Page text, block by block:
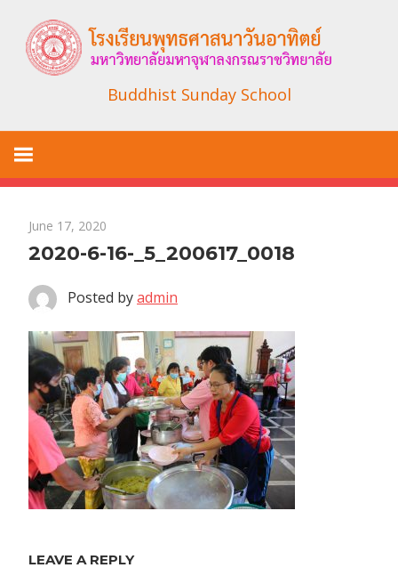
content
Buddhist Sunday School
June 17, 2020
2020-6-16-_5_200617_0018
Posted byadmin
LEAVE A REPLY